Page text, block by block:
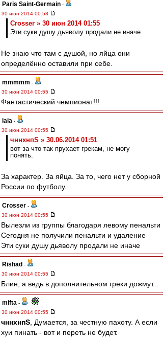
Paris Saint-Germain -
30 июн 2014 00:58
Crosser » 30 июн 2014 01:55
Эти суки душу дьяволу продали не иначе
Не знаю что там с душой, но яйца они
определённо оставили при себе.
mmmmm -
30 июн 2014 00:55
Фантастический чемпионат!!!
iaia -
30 июн 2014 00:55
чннхнпS » 30.06.2014 01:51
вот за что так прухает грекам, не могу
понять.
За характер. За яйца. За то, чего нет у сборной
России по футболу.
Crosser -
30 июн 2014 00:55
Вылезли из группы благодаря левому пенальти
Сегодня не получили пенальти и удаление
Эти суки душу дьяволу продали не иначе
Rishad -
30 июн 2014 00:55
Блин, а ведь в дополнительном греки дожмут...
mifta -
30 июн 2014 00:55
чннхнпS , Думается, за честную пахоту. А если
хуи пинать - вот и переть не будет.